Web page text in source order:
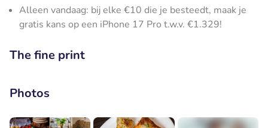
Alleen vandaag: bij elke €10 die je besteedt, maak je
gratis kans op een iPhone 17 Pro t.w.v. €1.329!
The fine print
Photos